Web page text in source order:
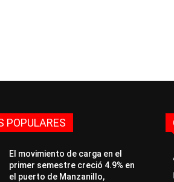
POPULARES
El movimiento de carga en el
primer semestre creció 4.9% en
el puerto de Manzanillo,